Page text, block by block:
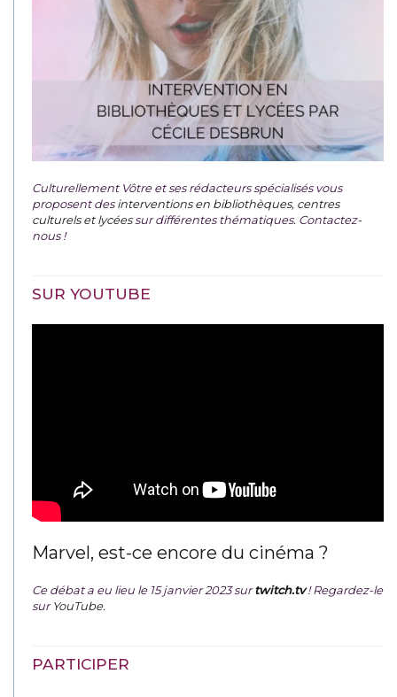
Culturellement Vôtre et ses rédacteurs spécialisés vous
proposent desinterventions en bibliothèques, centres
culturels et lycéessur différentes thématiques. Contactez-
nous !
SUR YOUTUBE
Marvel, est-ce encore du cinéma ?
Ce débat a eu lieu le 15 janvier 2023 surtwitch.tv ! Regardez-le
surYouTube.
PARTICIPER